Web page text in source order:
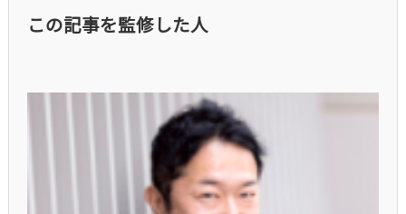
この記事を監修した人